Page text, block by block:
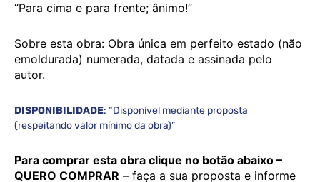
“Para cima e para frente; ânimo!”
Sobre esta obra: Obra única em perfeito estado (não
emoldurada) numerada, datada e assinada pelo
autor.
DISPONIBILIDADE: “Disponível mediante proposta
(respeitando valor mínimo da obra)”
Para comprar esta obra clique no botão abaixo –
QUERO COMPRAR – faça a sua proposta e informe